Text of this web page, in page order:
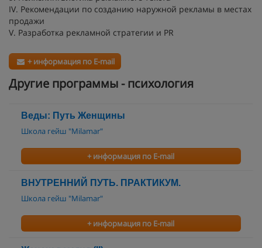
IV. Рекомендации по созданию наружной рекламы в местах
продажи
V. Разработка рекламной стратегии и PR
+ информация по E-mail
Другие программы - психология
Веды: Путь Женщины
Школа гейш "Milamar"
+ информация по E-mail
ВНУТРЕННИЙ ПУТЬ. ПРАКТИКУМ.
Школа гейш "Milamar"
+ информация по E-mail